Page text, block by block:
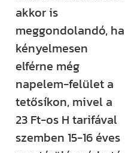
akkor is
meggondolandó, ha
kényelmesen
elférne még
napelem-felület a
tetősíkon, mivel a
23 Ft-os H tarifával
szemben 15-16 éves